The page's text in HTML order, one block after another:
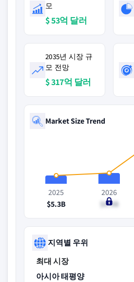
모
$ 53억 달러
2035년 시장 규
모 전망
$ 317억 달러
Market Size Trend
2025
$5.3B
2026
$6.9B
지역별 우위
최대 시장
아시아 태평양